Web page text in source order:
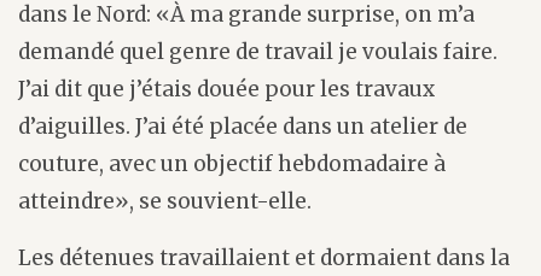
dans le Nord: «À ma grande surprise, on m’a
demandé quel genre de travail je voulais faire.
J’ai dit que j’étais douée pour les travaux
d’aiguilles. J’ai été placée dans un atelier de
couture, avec un objectif hebdomadaire à
atteindre», se souvient-elle.
Les détenues travaillaient et dormaient dans la